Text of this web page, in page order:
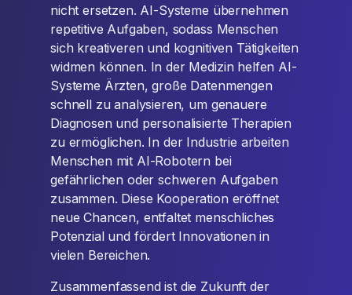
nicht ersetzen. AI-Systeme übernehmen
repetitive Aufgaben, sodass Menschen
sich kreativeren und kognitiven Tätigkeiten
widmen können. In der Medizin helfen AI-
Systeme Ärzten, große Datenmengen
schnell zu analysieren, um genauere
Diagnosen und personalisierte Therapien
zu ermöglichen. In der Industrie arbeiten
Menschen mit AI-Robotern bei
gefährlichen oder schweren Aufgaben
zusammen. Diese Kooperation eröffnet
neue Chancen, entfaltet menschliches
Potenzial und fördert Innovationen in
vielen Bereichen.
Zusammenfassend ist die Zukunft der